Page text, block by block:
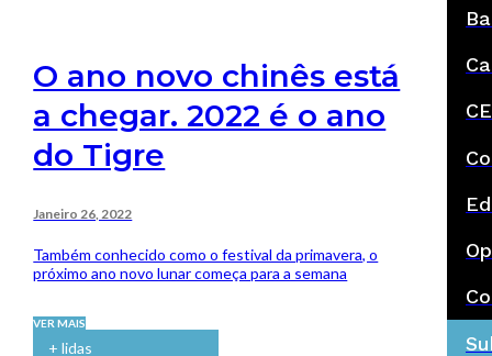
O ano novo chinês está
a chegar. 2022 é o ano
do Tigre
Janeiro 26, 2022
Também conhecido como o festival da primavera, o
próximo ano novo lunar começa para a semana
VER MAIS
+ lidas